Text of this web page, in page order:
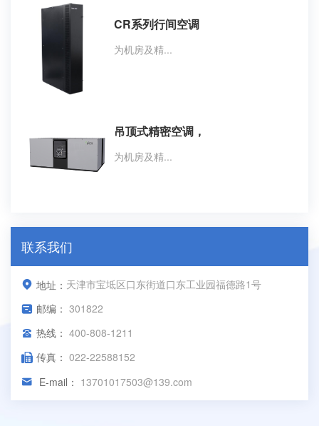
CR系列行间空调
为机房及精...
吊顶式精密空调，
为机房及精...
联系我们
地址： 天津市宝坻区口东街道口东工业园福德路1号
邮编： 301822
热线： 400-808-1211
传真： 022-22588152
E-mail： 13701017503@139.com